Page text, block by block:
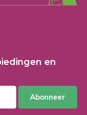
en
Abonneer